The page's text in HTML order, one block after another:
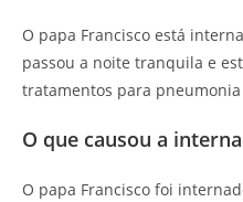
O papa Francisco está
passou a noite tranquila e
tratamentos para
O que causou a
O papa Francisco foi